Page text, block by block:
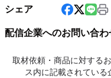
シェア
配信企業へのお問い合わ
取材依頼・商品に対する
ス内に記載されている